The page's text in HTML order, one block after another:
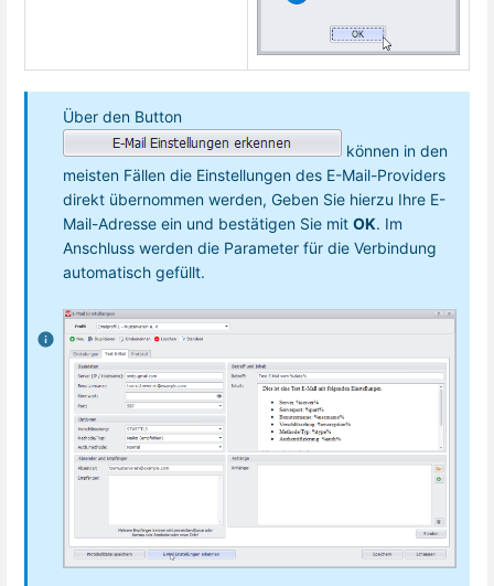
Über den Button
können in den
meisten Fällen die Einstellungen des E-Mail-Providers
direkt übernommen werden, Geben Sie hierzu Ihre E-
Mail-Adresse ein und bestätigen Sie mit OK. Im
Anschluss werden die Parameter für die Verbindung
automatisch gefüllt.